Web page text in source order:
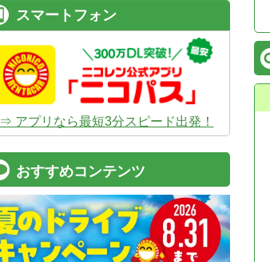
スマートフォン
⇒ アプリなら最短3分スピード出発！
おすすめコンテンツ